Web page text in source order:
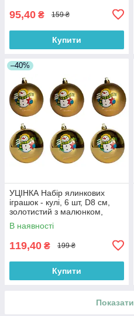
95,40 ₴ 159 ₴
Купити
–40%
УЦІНКА Набір ялинкових
іграшок - кулі, 6 шт, D8 см,
золотистий з малюнком,
пластик (030361-2)
В наявності
119,40 ₴ 199 ₴
Купити